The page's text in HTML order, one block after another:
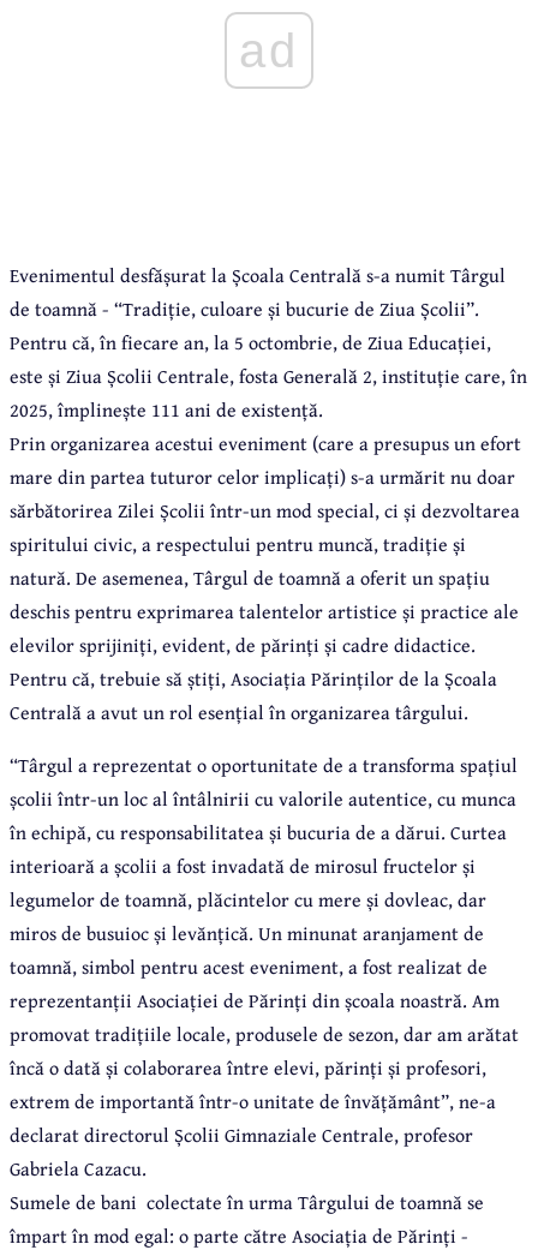
ad
Evenimentul desfășurat la Școala Centrală s-a numit Târgul
de toamnă - “Tradiție, culoare și bucurie de Ziua Școlii”.
Pentru că, în fiecare an, la 5 octombrie, de Ziua Educației,
este și Ziua Școlii Centrale, fosta Generală 2, instituție care, în
2025, împlinește 111 ani de existență.
Prin organizarea acestui eveniment (care a presupus un efort
mare din partea tuturor celor implicați) s-a urmărit nu doar
sărbătorirea Zilei Școlii într-un mod special, ci și dezvoltarea
spiritului civic, a respectului pentru muncă, tradiție și
natură. De asemenea, Târgul de toamnă a oferit un spațiu
deschis pentru exprimarea talentelor artistice și practice ale
elevilor sprijiniți, evident, de părinți și cadre didactice.
Pentru că, trebuie să știți, Asociația Părinților de la Școala
Centrală a avut un rol esențial în organizarea târgului.
“Târgul a reprezentat o oportunitate de a transforma spațiul
școlii într-un loc al întâlnirii cu valorile autentice, cu munca
în echipă, cu responsabilitatea și bucuria de a dărui. Curtea
interioară a școlii a fost invadatăde mirosul fructelor și
legumelor de toamnă, plăcintelor cu mere și dovleac, dar
miros de busuioc și levănțică. Un minunat aranjament de
toamnă, simbol pentru acest eveniment, a fost realizat de
reprezentanții Asociației de Părinți din școala noastră. Am
promovat tradițiile locale, produsele de sezon, dar am arătat
încă o dată și colaborarea între elevi, părinți și profesori,
extrem de importantă într-o unitate de învățământ”, ne-a
declarat directorul Școlii Gimnaziale Centrale, profesor
Gabriela Cazacu.
Sumele de bani colectate în urma Târgului de toamnă se
împart în mod egal: o parte către Asociația de Părinți -